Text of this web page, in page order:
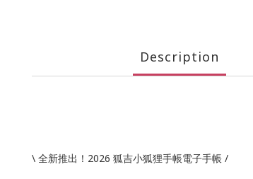
Description
\ 全新推出！2026 狐吉小狐狸手帳電子手帳 /